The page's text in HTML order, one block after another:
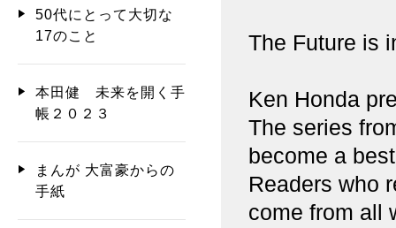
The Future is
Ken Honda
The series
become a
Readers who
come from all
50代にとって大切な
17のこと
本田健 未来を開く手
帳２０２３
まんが 大富豪からの
手紙